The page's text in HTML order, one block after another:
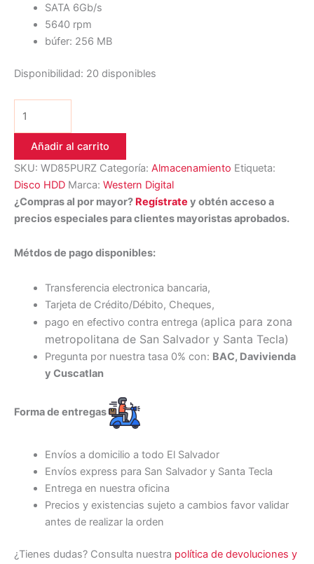
SATA 6Gb/s
5640 rpm
búfer: 256 MB
Disponibilidad: 20 disponibles
Añadir al carrito
SKU: WD85PURZ Categoría: Almacenamiento Etiqueta:
Disco HDD Marca: Western Digital
¿Compras al por mayor? Regístrate y obtén acceso a
precios especiales para clientes mayoristas aprobados.
Métdos de pago disponibles:
Transferencia electronica bancaria,
Tarjeta de Crédito/Débito, Cheques,
pago en efectivo contra entrega (aplica para zona
metropolitana de San Salvador y Santa Tecla)
Pregunta por nuestra tasa 0% con: BAC, Davivienda
y Cuscatlan
Forma de entregas
Envíos a domicilio a todo El Salvador
Envíos express para San Salvador y Santa Tecla
Entrega en nuestra oficina
Precios y existencias sujeto a cambios favor validar
antes de realizar la orden
¿Tienes dudas? Consulta nuestra política de devoluciones y